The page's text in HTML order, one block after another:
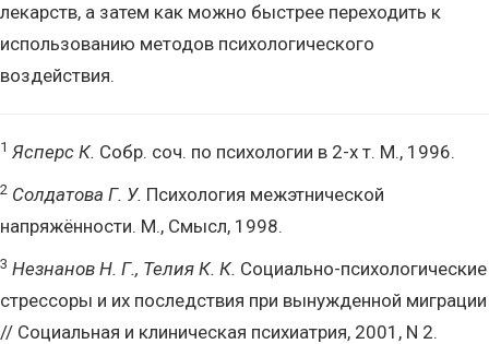
лекарств, а затем как можно быстрее переходить к
использованию методов психологического
воздействия.
1 Ясперс К. Собр. соч. по психологии в 2-х т. М., 1996.
2 Солдатова Г. У. Психология межэтнической
напряжённости. М., Смысл, 1998.
3 Незнанов Н. Г., Телия К. К. Социально-психологические
стрессоры и их последствия при вынужденной миграции
// Социальная и клиническая психиатрия, 2001, N 2.